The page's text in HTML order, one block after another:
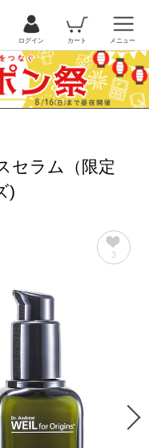
ログイン カート メニュー
セラム（限定
)
3